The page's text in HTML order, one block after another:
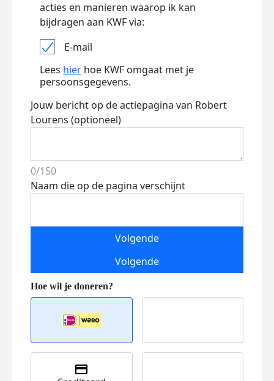
acties en manieren waarop ik kan
bijdragen aan KWF via:
E-mail
Lees hier hoe KWF omgaat met je
persoonsgegevens.
Jouw bericht op de actiepagina van Robert
Lourens (optioneel)
0/150
Naam die op de pagina verschijnt
Volgende
Volgende